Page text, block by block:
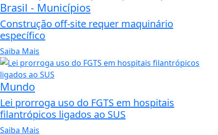
Brasil - Municípios
Construção off-site requer maquinário
específico
Saiba Mais
Mundo
Lei prorroga uso do FGTS em hospitais
filantrópicos ligados ao SUS
Saiba Mais